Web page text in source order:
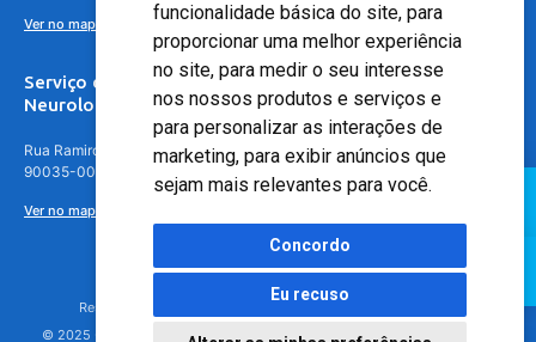
funcionalidade básica do site, para
proporcionar uma melhor experiência
no site, para medir o seu interesse
nos nossos produtos e serviços e
para personalizar as interações de
marketing, para exibir anúncios que
sejam mais relevantes para você.
Concordo
Eu recuso
Ver no mapa
Serviço de
Neurologia
Rua Ramiro Barcelos, 630 – 5º andar – Floresta, Porto Alegre – RS,
90035-001
Ver no mapa
Responsável Técnico: Dr. Luiz Antonio Nasi - CREMERS 11217
© 2025 - Hospital Moinhos de Vento - Registro Empresa (CRM-RS): 425